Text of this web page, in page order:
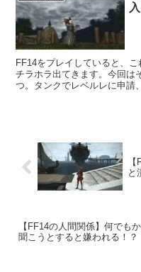
FF14をプレイしていると、
チラホラ出てきます。今回は
つ。タンクでレベルレに申請
と
【FF14の人間関係】何でも
聞こうとすると嫌われる！？